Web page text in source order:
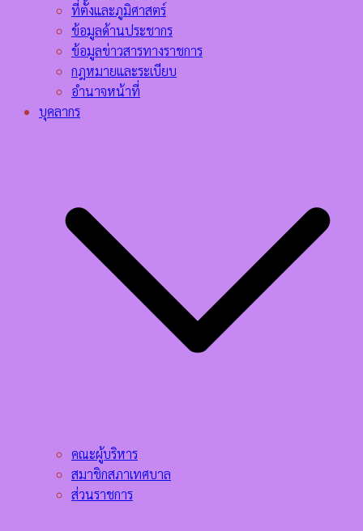
ที่ตั้งและภูมิศาสตร์
ข้อมูลด้านประชากร
ข้อมูลข่าวสารทางราชการ
กฎหมายและระเบียบ
อำนาจหน้าที่
บุคลากร
คณะผู้บริหาร
สมาชิกสภาเทศบาล
ส่วนราชการ